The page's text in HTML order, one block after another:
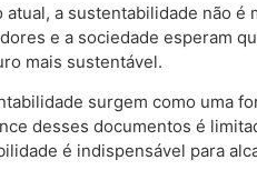
a sustentabilidade não é
e a sociedade esperam
mais sustentável.
surgem como uma
desses documentos é
é indispensável para